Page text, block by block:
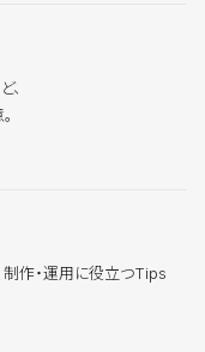
、
制作・運用に役立つTips